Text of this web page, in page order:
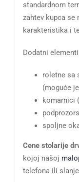
standardnom
zahtev kupca se
karakteristika i
Dodatni
roletne sa
(moguće
komarnici
spoljne
Cene stolarije
kojoj našoj
telefona ili